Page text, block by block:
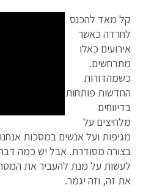
קל מאד להכנס
לחרדה כאשר
אירועים כאלו
מתרחשים.
כשמהדורות
החדשות פותחות
בדיווחים
מלחיצים על
מגיפות ועל אנשים במסכות
בצורה מסודרת. אבל יש כמה
לעשות על מנת להעביר את המסר
את זה, וזה יגמר.